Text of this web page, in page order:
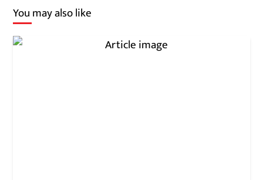
You may also like